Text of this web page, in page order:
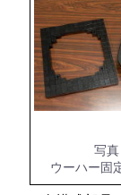
写真
ウーハー固